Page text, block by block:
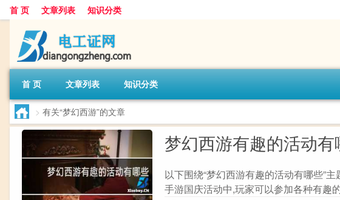
首 页 文章列表 知识分类
首 页 文章列表 知识分类
> 有关“梦幻西游”的文章
梦幻西游有趣的活动有
以下围绕“梦幻西游有趣的活动有哪些”
手游国庆活动中,玩家可以参加各种有趣